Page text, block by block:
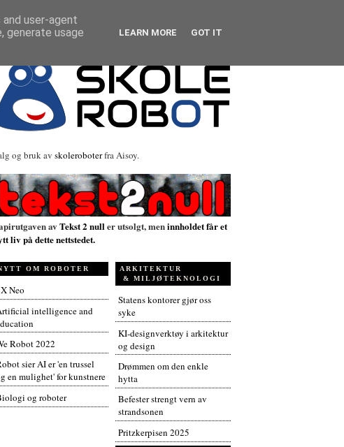
og bruk av skoleroboterfra Aisoy.
av Tekst 2 null er utsolgt, meninnholdet får et
liv på dette nettstedet.
OM ROBOTER
Neo
intelligence and
Robot 2022
sier AI er 'en trussel
en mulighet' for kunstnere
og roboter
ARKITEKTUR
& MILJØTEKNOLOGI
Statens kontorer gjør oss
syke
KI-designverktøy i arkitektur
og design
Drømmen om den enkle
hytta
Befester strengt vern av
strandsonen
Pritzkerpisen 2025
user-agent
generate usage
LEARN MORE GOT IT